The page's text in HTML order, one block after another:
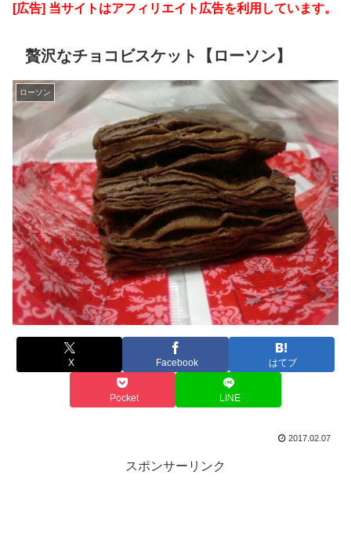
[広告] 当サイトはアフィリエイト広告を利用しています。
贅沢なチョコビスケット【ローソン】
ローソン
X Facebook はてブ
Pocket LINE
2017.02.07
スポンサーリンク